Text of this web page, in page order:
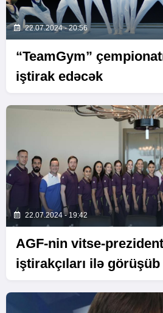
22.07.2024 - 20:56
“TeamGym”
iştirak edəcək
22.07.2024 - 19:42
AGF-nin vitse-
iştirakçıları ilə görüşüb